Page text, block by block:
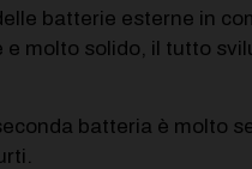
batterie esterne in
e molto solido, il tutto
batteria è molto